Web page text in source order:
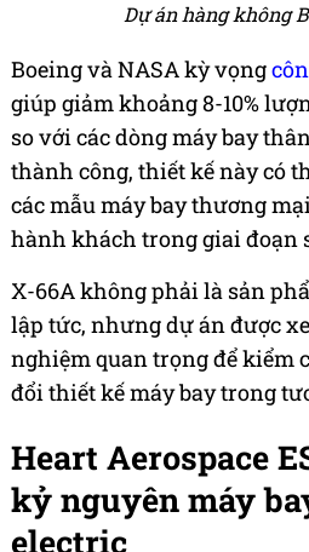
Dự án hàng không
Boeing và NASA kỳ vọng
giúp giảm khoảng 8-10%
so với các dòng máy bay
thành công, thiết kế này có
các mẫu máy bay thương
hành khách trong giai đoạn
X-66A không phải là sản
lập tức, nhưng dự án được
nghiệm quan trọng để kiểm
đổi thiết kế máy bay trong
Heart Aerospace
kỷ nguyên máy
electric